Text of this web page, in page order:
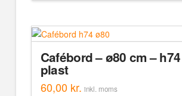
Cafébord – ø80 cm –
plast
60,00 kr. inkl. moms